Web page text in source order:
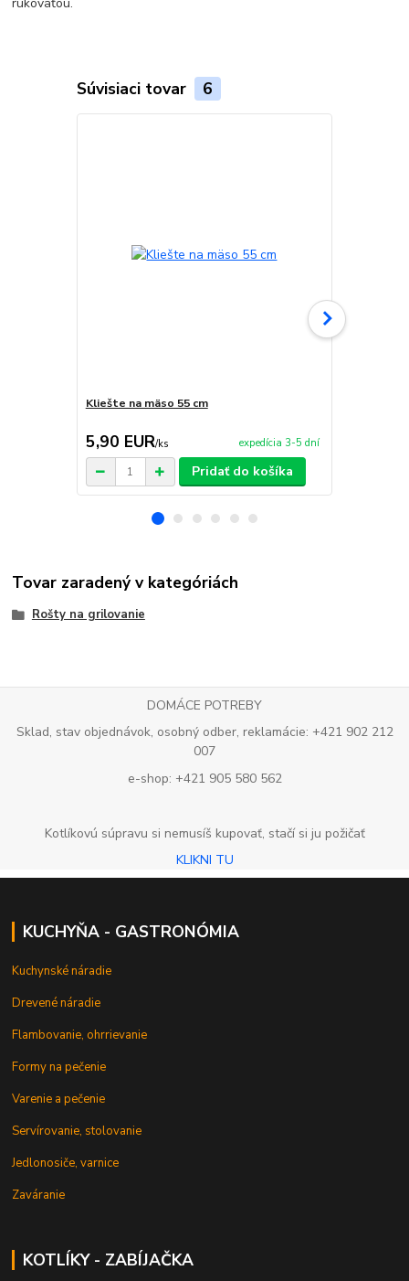
Súvisiaci tovar 6
Kliešte na mäso 55 cm
5,90 EUR/ks expedícia 3-5 dní
Pridať do košíka
Tovar zaradený v kategóriách
Rošty na grilovanie
DOMÁCE POTREBY
Sklad, stav objednávok, osobný odber, reklamácie: +421 902 212
007
e-shop: +421 905 580 562
Kotlíkovú súpravu si nemusíš kupovať, stačí si ju požičať
KLIKNI TU
KUCHYŇA - GASTRONÓMIA
Kuchynské náradie
Drevené náradie
Flambovanie, ohrrievanie
Formy na pečenie
Varenie a pečenie
Servírovanie, stolovanie
Jedlonosiče, varnice
Zaváranie
KOTLÍKY - ZABÍJAČKA